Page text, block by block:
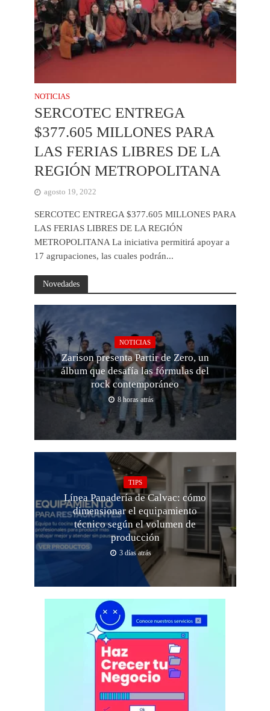
NOTICIAS
SERCOTEC ENTREGA
$377.605 MILLONES PARA
LAS FERIAS LIBRES DE LA
REGIÓN METROPOLITANA
agosto 19, 2022
SERCOTEC ENTREGA $377.605 MILLONES PARA
LAS FERIAS LIBRES DE LA REGIÓN
METROPOLITANA La iniciativa permitirá apoyar a
17 agrupaciones, las cuales podrán...
Novedades
NOTICIAS
Zarison presenta Partir de Zero, un
álbum que desafía las fórmulas del
rock contemporáneo
8 horas atrás
TIPS
Línea Panadería de Calvac: cómo
dimensionar el equipamiento
técnico según el volumen de
producción
3 días atrás